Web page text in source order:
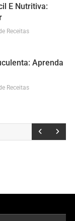
E Nutritiva:
Receitas
Aprenda
Receitas